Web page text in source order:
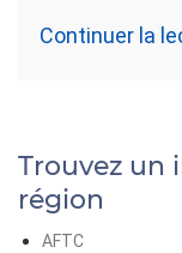
Continuer la
Trouvez un
région
AFTC